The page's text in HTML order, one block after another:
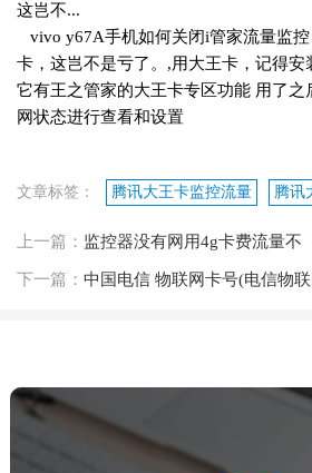
这岂不...
vivo y67A手机如何关闭i管家流量监
卡，这岂不是亏了。,用大王卡，记得安
它有王之管家的大王卡专区功能 用了之
网状态进行查看和设置
文章标签： 腾讯大王卡监控流量 腾讯
上一篇： 监控器没有网用4g卡费流量不
下一篇： 中国电信 物联网卡号(电信物